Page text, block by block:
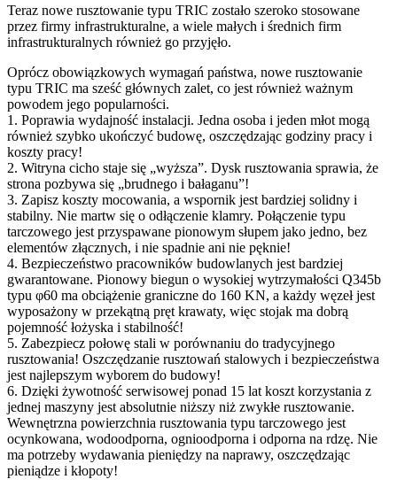
Teraz nowe rusztowanie typu TRIC zostało szeroko stosowane
przez firmy infrastrukturalne, a wiele małych i średnich firm
infrastrukturalnych również go przyjęło.
Oprócz obowiązkowych wymagań państwa, nowe rusztowanie
typu TRIC ma sześć głównych zalet, co jest również ważnym
powodem jego popularności.
1. Poprawia wydajność instalacji. Jedna osoba i jeden młot mogą
również szybko ukończyć budowę, oszczędzając godziny pracy i
koszty pracy!
2. Witryna cicho staje się „wyższa”. Dysk rusztowania sprawia, że ​​
strona pozbywa się „brudnego i bałaganu”!
3. Zapisz koszty mocowania, a wspornik jest bardziej solidny i
stabilny. Nie martw się o odłączenie klamry. Połączenie typu
tarczowego jest przyspawane pionowym słupem jako jedno, bez
elementów złącznych, i nie spadnie ani nie pęknie!
4. Bezpieczeństwo pracowników budowlanych jest bardziej
gwarantowane. Pionowy biegun o wysokiej wytrzymałości Q345b
typu φ60 ma obciążenie graniczne do 160 KN, a każdy węzeł jest
wyposażony w przekątną pręt krawaty, więc stojak ma dobrą
pojemność łożyska i stabilność!
5. Zabezpiecz połowę stali w porównaniu do tradycyjnego
rusztowania! Oszczędzanie rusztowań stalowych i bezpieczeństwa
jest najlepszym wyborem do budowy!
6. Dzięki żywotność serwisowej ponad 15 lat koszt korzystania z
jednej maszyny jest absolutnie niższy niż zwykłe rusztowanie.
Wewnętrzna powierzchnia rusztowania typu tarczowego jest
ocynkowana, wodoodporna, ognioodporna i odporna na rdzę. Nie
ma potrzeby wydawania pieniędzy na naprawy, oszczędzając
pieniądze i kłopoty!